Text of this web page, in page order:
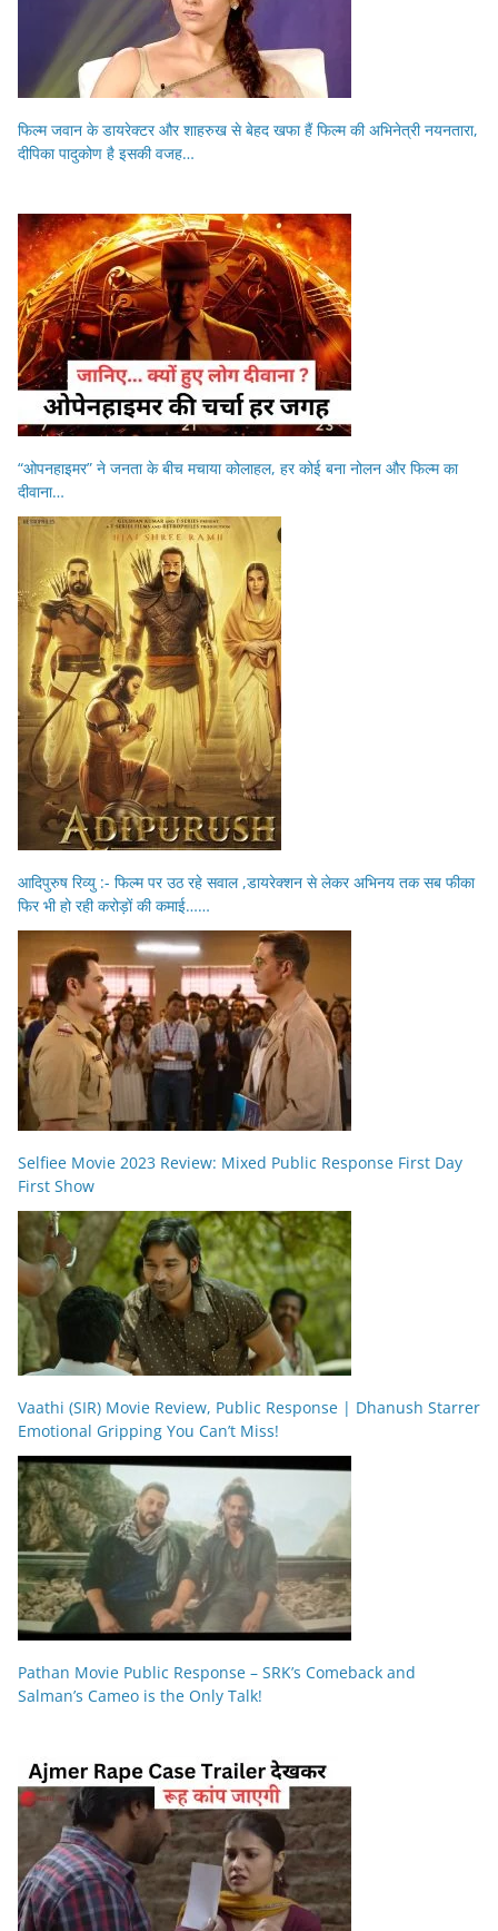
फिल्म जवान के डायरेक्टर और शाहरुख से बेहद खफा हैं फिल्म की अभिनेत्री नयनतारा,
दीपिका पादुकोण है इसकी वजह…
“ओपनहाइमर” ने जनता के बीच मचाया कोलाहल, हर कोई बना नोलन और फिल्म का
दीवाना…
आदिपुरुष रिव्यु :- फिल्म पर उठ रहे सवाल ,डायरेक्शन से लेकर अभिनय तक सब फीका
फिर भी हो रही करोड़ों की कमाई……
Selfiee Movie 2023 Review: Mixed Public Response First Day
First Show
Vaathi (SIR) Movie Review, Public Response | Dhanush Starrer
Emotional Gripping You Can’t Miss!
Pathan Movie Public Response – SRK’s Comeback and
Salman’s Cameo is the Only Talk!